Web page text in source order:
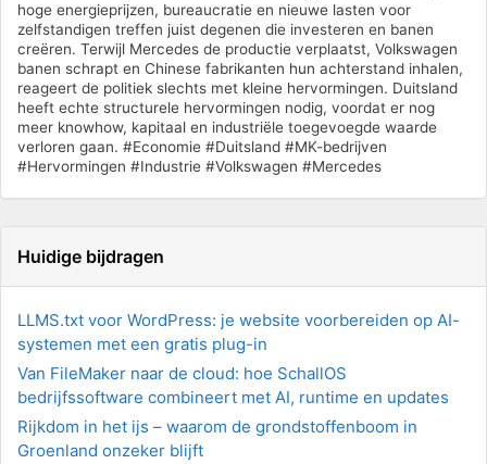
hoge energieprijzen, bureaucratie en nieuwe lasten voor
zelfstandigen treffen juist degenen die investeren en banen
creëren. Terwijl Mercedes de productie verplaatst, Volkswagen
banen schrapt en Chinese fabrikanten hun achterstand inhalen,
reageert de politiek slechts met kleine hervormingen. Duitsland
heeft echte structurele hervormingen nodig, voordat er nog
meer knowhow, kapitaal en industriële toegevoegde waarde
verloren gaan. #Economie #Duitsland #MK-bedrijven
#Hervormingen #Industrie #Volkswagen #Mercedes
Huidige bijdragen
LLMS.txt voor WordPress: je website voorbereiden op AI-
systemen met een gratis plug-in
Van FileMaker naar de cloud: hoe SchallOS
bedrijfssoftware combineert met AI, runtime en updates
Rijkdom in het ijs – waarom de grondstoffenboom in
Groenland onzeker blijft